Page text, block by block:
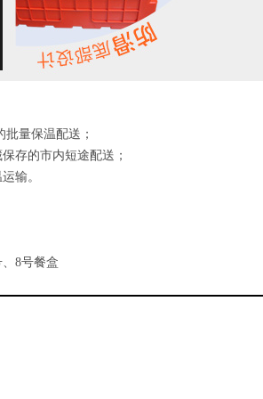
量保温配送；
存的市内短途配送；
输。
8号餐盒